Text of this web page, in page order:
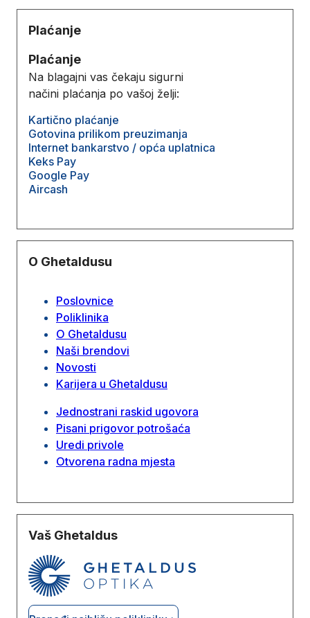
Plaćanje
Plaćanje
Na blagajni vas čekaju sigurni
načini plaćanja po vašoj želji:
Kartično plaćanje
Gotovina prilikom preuzimanja
Internet bankarstvo / opća uplatnica
Keks Pay
Google Pay
Aircash
O Ghetaldusu
Poslovnice
Poliklinika
O Ghetaldusu
Naši brendovi
Novosti
Karijera u Ghetaldusu
Jednostrani raskid ugovora
Pisani prigovor potrošaća
Uredi privole
Otvorena radna mjesta
Vaš Ghetaldus